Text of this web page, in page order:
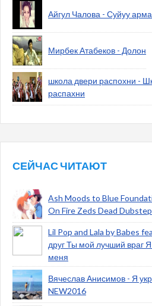
Айгул Чалова - Суйуу
Мирбек Атабеков - Долон
школа двери распохни -
распахни
СЕЙЧАС ЧИТАЮТ
Ash Moods to Blue
On Fire Zeds Dead
Lil Pop and Lala by Babes
друг Ты мой лучший враг
меня
Вячеслав Анисимов - Я
NEW2016